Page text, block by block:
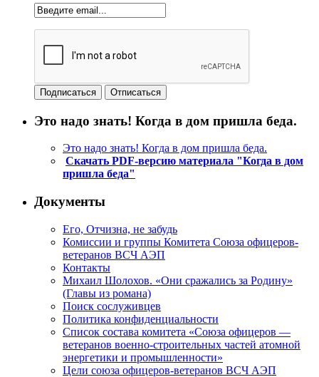
Это надо знать! Когда в дом пришла беда.
Это надо знать! Когда в дом пришла беда.
Скачать PDF-версию материала "Когда в дом
пришла беда"
Документы
Его, Отчизна, не забудь
Комиссии и группы Комитета Союза офицеров-
ветеранов ВСЧ АЭП
Контакты
Михаил Шолохов. «Они сражались за Родину»
(Главы из романа)
Поиск сослуживцев
Политика конфиденциальности
Список состава комитета «Союза офицеров —
ветеранов военно-строительных частей атомной
энергетики и промышленности»
Цели союза офицеров-ветеранов ВСЧ АЭП